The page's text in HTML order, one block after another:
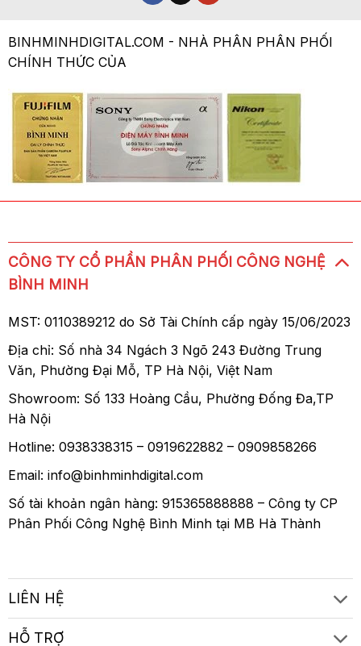
BINHMINHDIGITAL.COM - NHÀ PHÂN PHÂN PHỐI
CHÍNH THỨC CỦA
CÔNG TY CỔ PHẦN PHÂN PHỐI CÔNG NGHỆ
BÌNH MINH
MST: 0110389212 do Sở Tài Chính cấp ngày 15/06/2023
Địa chỉ: Số nhà 34 Ngách 3 Ngõ 243 Đường Trung
Văn, Phường Đại Mỗ, TP Hà Nội, Việt Nam
Showroom: Số 133 Hoàng Cầu, Phường Đống Đa,TP
Hà Nội
Hotline: 0938338315 – 0919622882 – 0909858266
Email: info@binhminhdigital.com
Số tài khoản ngân hàng: 915365888888 – Công ty CP
Phân Phối Công Nghệ Bình Minh tại MB Hà Thành
LIÊN HỆ
HỖ TRỢ